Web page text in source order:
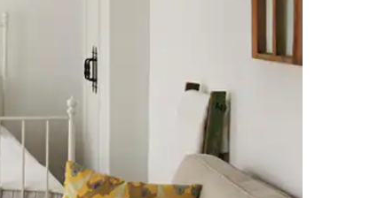
les parcourir ou en appuyant et en faisant glisser.